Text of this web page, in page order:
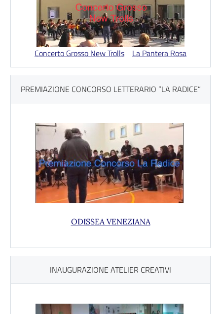
Concerto Grosso New Trolls La Pantera Rosa
PREMIAZIONE CONCORSO LETTERARIO “LA RADICE”
ODISSEA VENEZIANA
INAUGURAZIONE ATELIER CREATIVI